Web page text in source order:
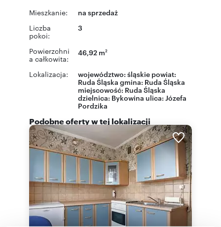
Mieszkanie: na sprzedaż
Liczba
pokoi:
3
Powierzchni
a całkowita:
46,92 m2
Lokalizacja: województwo: śląskie powiat:
Ruda Śląska gmina: Ruda Śląska
miejscowość: Ruda Śląska
dzielnica: Bykowina ulica: Józefa
Pordzika
Podobne oferty w tej lokalizacji